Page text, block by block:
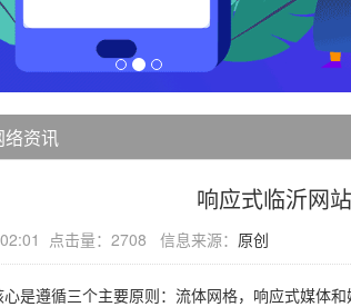
络资讯
响应式临沂网
点击量：2708 信息来源： 原创
遵循三个主要原则：流体网格，响应式媒体